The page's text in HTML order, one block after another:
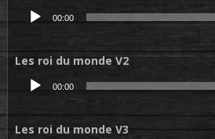
Lecteur
00:00
Les roi du monde V2
Lecteur
00:00
Les roi du monde V3